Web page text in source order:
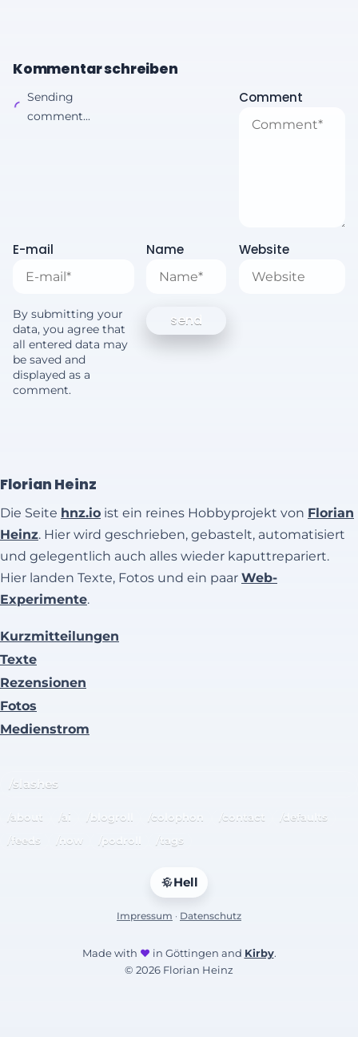
Kommentar schreiben
Sending
comment...
Comment
E-mail Name Website
By submitting your
data, you agree that
all entered data may
be saved and
displayed as a
comment.
Florian Heinz
Die Seite hnz.io ist ein reines Hobbyprojekt von Florian
Heinz. Hier wird geschrieben, gebastelt, automatisiert
und gelegentlich auch alles wieder kaputtrepariert.
Hier landen Texte, Fotos und ein paar Web-
Experimente.
Kurzmitteilungen
Texte
Rezensionen
Fotos
Medienstrom
/slashes
/about /ai /blogroll /colophon /contact
/defaults
/feeds
/now /podroll /tags
Hell
Impressum · Datenschutz
Made with ♥ in Göttingen and Kirby.
© 2026 Florian Heinz